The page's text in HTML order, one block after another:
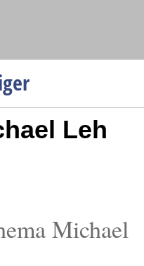
Leh
Michael